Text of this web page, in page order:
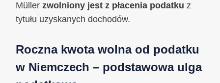
Müller zwolniony jest z płacenia podatku z
tytułu uzyskanych dochodów.
Roczna kwota wolna od podatku
w Niemczech – podstawowa ulga